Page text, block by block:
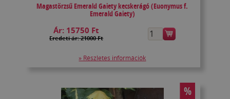
Magastörzsű Emerald Gaiety kecskerágó (Euonymus f.
Emerald Gaiety)
Ár: 15750 Ft
Eredeti ár: 21000 Ft
» Részletes információk
%